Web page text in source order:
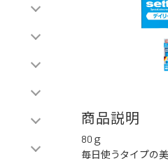
商品説明
80ｇ
毎日使うタイプの